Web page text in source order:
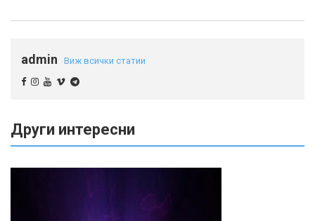
admin Виж всички статии
Други интересни